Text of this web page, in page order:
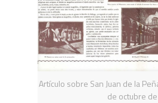
Artículo sobre San Juan de la
de octubre